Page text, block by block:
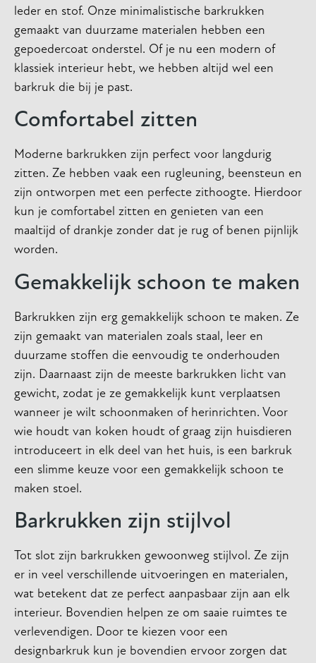
leder en stof. Onze minimalistische barkrukken
gemaakt van duurzame materialen hebben een
gepoedercoat onderstel. Of je nu een modern of
klassiek interieur hebt, we hebben altijd wel een
barkruk die bij je past.
Comfortabel zitten
Moderne barkrukken zijn perfect voor langdurig
zitten. Ze hebben vaak een rugleuning, beensteun en
zijn ontworpen met een perfecte zithoogte. Hierdoor
kun je comfortabel zitten en genieten van een
maaltijd of drankje zonder dat je rug of benen pijnlijk
worden.
Gemakkelijk schoon te maken
Barkrukken zijn erg gemakkelijk schoon te maken. Ze
zijn gemaakt van materialen zoals staal, leer en
duurzame stoffen die eenvoudig te onderhouden
zijn. Daarnaast zijn de meeste barkrukken licht van
gewicht, zodat je ze gemakkelijk kunt verplaatsen
wanneer je wilt schoonmaken of herinrichten. Voor
wie houdt van koken houdt of graag zijn huisdieren
introduceert in elk deel van het huis, is een barkruk
een slimme keuze voor een gemakkelijk schoon te
maken stoel.
Barkrukken zijn stijlvol
Tot slot zijn barkrukken gewoonweg stijlvol. Ze zijn
er in veel verschillende uitvoeringen en materialen,
wat betekent dat ze perfect aanpasbaar zijn aan elk
interieur. Bovendien helpen ze om saaie ruimtes te
verlevendigen. Door te kiezen voor een
designbarkruk kun je bovendien ervoor zorgen dat